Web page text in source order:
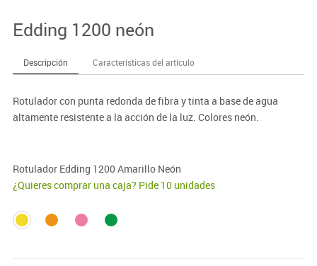
Edding 1200 neón
Descripción Características del artículo
Rotulador con punta redonda de fibra y tinta a base de agua
altamente resistente a la acción de la luz. Colores neón.
Rotulador Edding 1200 Amarillo Neón
¿Quieres comprar una caja? Pide 10 unidades